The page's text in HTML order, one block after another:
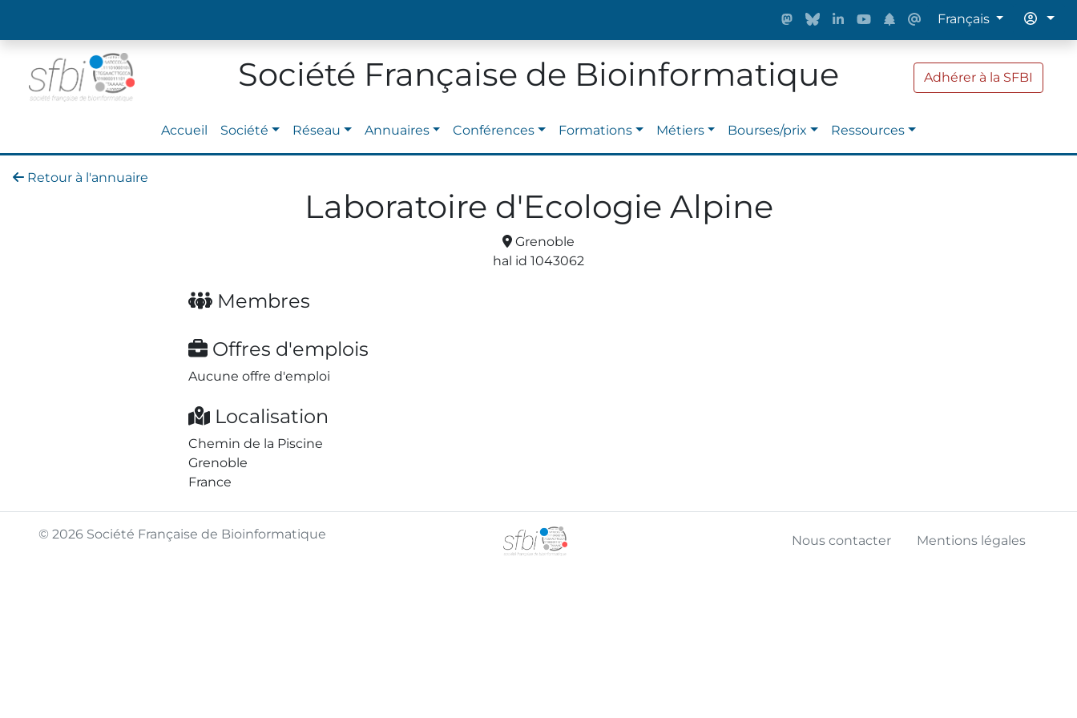
Français
Société Française de Bioinformatique Adhérer à la SFBI
Accueil Société Réseau Annuaires Conférences Formations Métiers Bourses/prix Ressources
Retour à l'annuaire
Laboratoire d'Ecologie Alpine
Grenoble
hal id 1043062
Membres
Offres d'emplois
Aucune offre d'emploi
Localisation
Chemin de la Piscine
Grenoble
France
© 2026 Société Française de Bioinformatique Nous contacter Mentions légales